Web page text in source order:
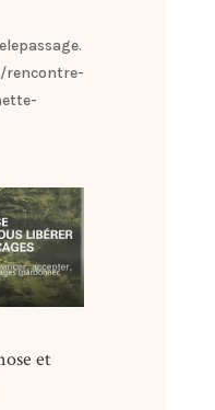
rencontre-
et